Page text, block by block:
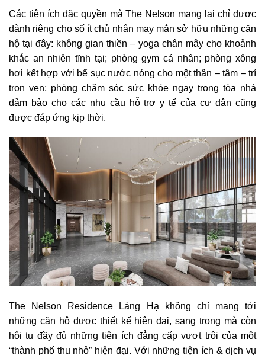
Các tiện ích đặc quyền mà The Nelson mang lại chỉ được
dành riêng cho số ít chủ nhân may mắn sở hữu những căn
hộ tại đây: không gian thiền – yoga chân mây cho khoảnh
khắc an nhiên tĩnh tại; phòng gym cá nhân; phòng xông
hơi kết hợp với bể sục nước nóng cho một thân – tâm – trí
trọn vẹn; phòng chăm sóc sức khỏe ngay trong tòa nhà
đảm bảo cho các nhu cầu hỗ trợ y tế của cư dân cũng
được đáp ứng kịp thời.
The Nelson Residence Láng Hạ không chỉ mang tới
những căn hộ được thiết kế hiện đại, sang trọng mà còn
hội tụ đầy đủ những tiện ích đẳng cấp vượt trội của một
“thành phố thu nhỏ” hiện đại. Với những tiện ích & dịch vụ